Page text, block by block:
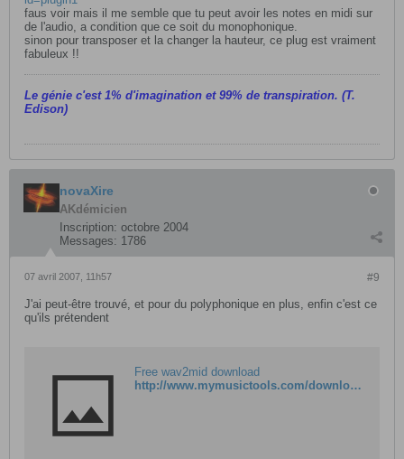
faus voir mais il me semble que tu peut avoir les notes en midi sur
de l'audio, a condition que ce soit du monophonique.
sinon pour transposer et la changer la hauteur, ce plug est vraiment
fabuleux !!
Le génie c'est 1% d'imagination et 99% de transpiration. (T.
Edison)
novaXire
AKdémicien
Inscription: octobre 2004
Messages: 1786
#9
07 avril 2007, 11h57
J'ai peut-être trouvé, et pour du polyphonique en plus, enfin c'est ce
qu'ils prétendent
Free wav2mid download
http://www.mymusictools.com/download/wav2mid/